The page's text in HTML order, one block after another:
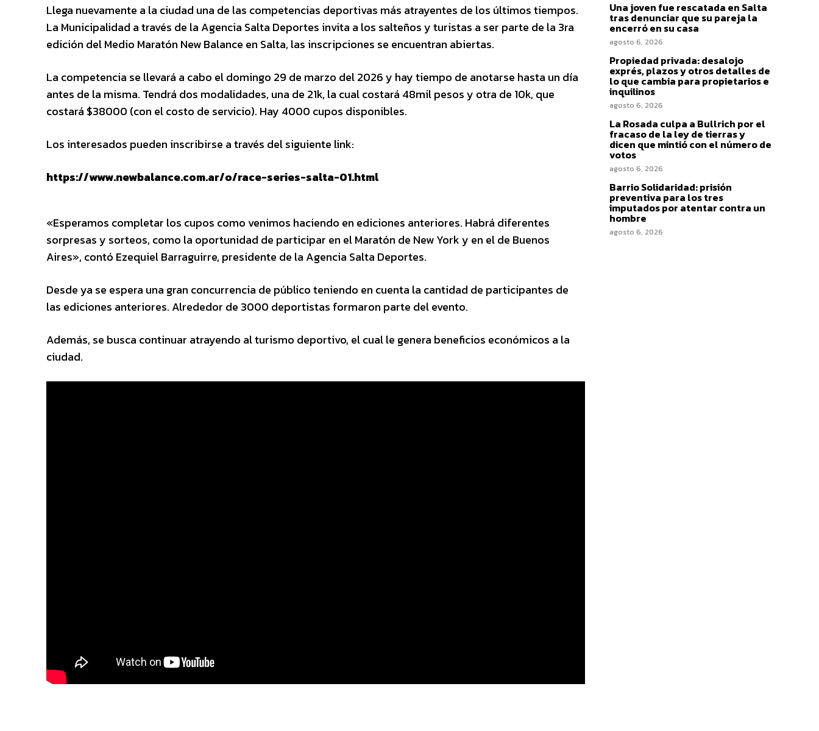
Llega nuevamente a la ciudad una de las competencias deportivas más atrayentes de los últimos tiempos.
La Municipalidad a través de la Agencia Salta Deportes invita a los salteños y turistas a ser parte de la 3ra
edición del Medio Maratón New Balance en Salta, las inscripciones se encuentran abiertas.
La competencia se llevará a cabo el domingo 29 de marzo del 2026 y hay tiempo de anotarse hasta un día
antes de la misma. Tendrá dos modalidades, una de 21k, la cual costará 48mil pesos y otra de 10k, que
costará $38000 (con el costo de servicio). Hay 4000 cupos disponibles.
Los interesados pueden inscribirse a través del siguiente link:
https://www.newbalance.com.ar/o/race-series-salta-01.html
«Esperamos completar los cupos como venimos haciendo en ediciones anteriores. Habrá diferentes
sorpresas y sorteos, como la oportunidad de participar en el Maratón de New York y en el de Buenos
Aires», contó Ezequiel Barraguirre, presidente de la Agencia Salta Deportes.
Desde ya se espera una gran concurrencia de público teniendo en cuenta la cantidad de participantes de
las ediciones anteriores. Alrededor de 3000 deportistas formaron parte del evento.
Además, se busca continuar atrayendo al turismo deportivo, el cual le genera beneficios económicos a la
ciudad.
Una joven fue rescatada en Salta
tras denunciar que su pareja la
encerró en su casa
agosto 6, 2026
Propiedad privada: desalojo
exprés, plazos y otros detalles de
lo que cambia para propietarios e
inquilinos
agosto 6, 2026
La Rosada culpa a Bullrich por el
fracaso de la ley de tierras y
dicen que mintió con el número de
votos
agosto 6, 2026
Barrio Solidaridad: prisión
preventiva para los tres
imputados por atentar contra un
hombre
agosto 6, 2026